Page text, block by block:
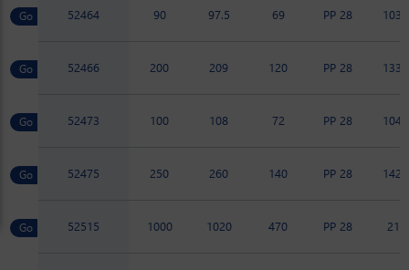
52464 90 97.5 69 PP 28
52466 200 209 120 PP 28
52473 100 108 72 PP 28
52475 250 260 140 PP 28
52515 1000 1020 470 PP 28 217